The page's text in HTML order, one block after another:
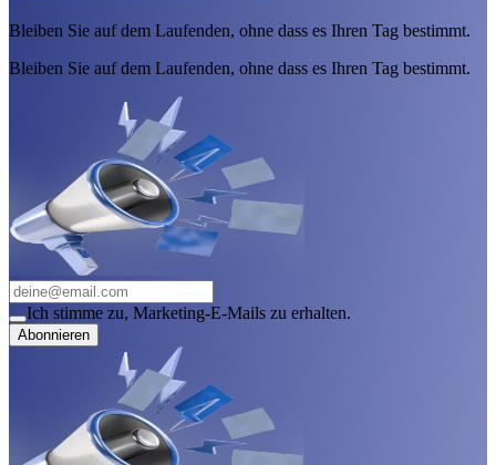
Bleiben Sie auf dem Laufenden, ohne dass es Ihren Tag bestimmt.
Bleiben Sie auf dem Laufenden, ohne dass es Ihren Tag bestimmt.
Ich stimme zu, Marketing-E-Mails zu erhalten.
Abonnieren